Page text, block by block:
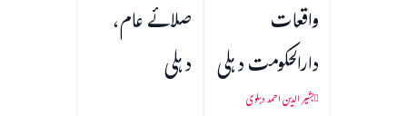
واقعات
دارالحکومت دہلی
بشیر الدین احمد دہلوی
صلائے عام،
دہلی